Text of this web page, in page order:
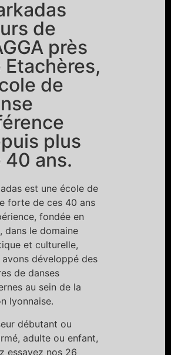
de
près
Etachères,
de
plus
40 ans.
est une école de
forte de ces 40 ans
fondée en
dans le domaine
et culturelle,
avons développé des
de danses
au sein de la
lyonnaise.
débutant ou
adulte ou enfant,
essayez nos 26